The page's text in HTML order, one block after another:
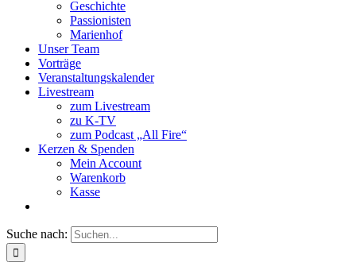
Geschichte
Passionisten
Marienhof
Unser Team
Vorträge
Veranstaltungskalender
Livestream
zum Livestream
zu K-TV
zum Podcast „All Fire“
Kerzen & Spenden
Mein Account
Warenkorb
Kasse
Suche nach: